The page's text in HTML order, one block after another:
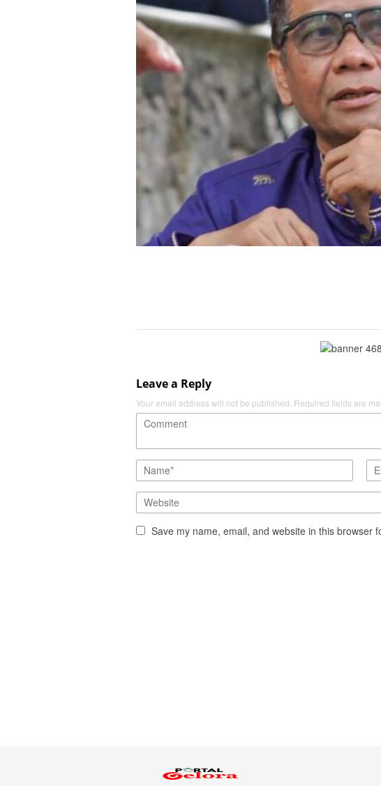
Leave a Reply
Your email address will not be published. Required fields are
Save my name, email, and website in this browser